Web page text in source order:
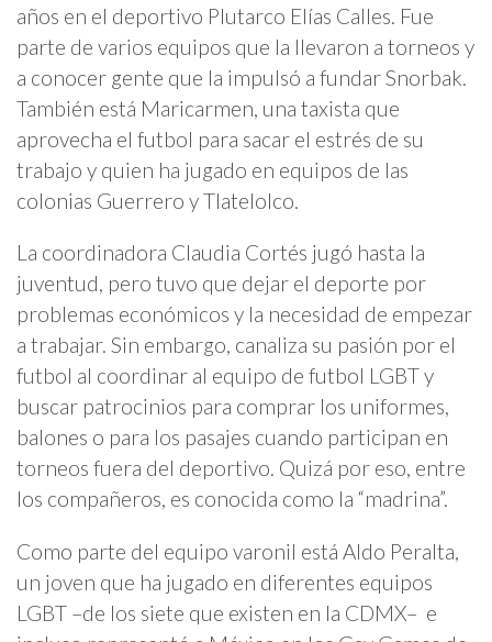
años en el deportivo Plutarco Elías Calles. Fue
parte de varios equipos que la llevaron a torneos y
a conocer gente que la impulsó a fundar Snorbak.
También está Maricarmen, una taxista que
aprovecha el futbol para sacar el estrés de su
trabajo y quien ha jugado en equipos de las
colonias Guerrero y Tlatelolco.
La coordinadora Claudia Cortés jugó hasta la
juventud, pero tuvo que dejar el deporte por
problemas económicos y la necesidad de empezar
a trabajar. Sin embargo, canaliza su pasión por el
futbol al coordinar al equipo de futbol LGBT y
buscar patrocinios para comprar los uniformes,
balones o para los pasajes cuando participan en
torneos fuera del deportivo. Quizá por eso, entre
los compañeros, es conocida como la “madrina”.
Como parte del equipo varonil está Aldo Peralta,
un joven que ha jugado en diferentes equipos
LGBT –de los siete que existen en la CDMX– e